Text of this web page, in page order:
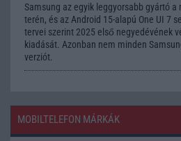
Samsung az egyik leggyorsabb gyártó
terén, és az Android 15-alapú One UI 7
tervei szerint 2025 első negyedévének
kiadását. Azonban nem minden
verziót.
MOBILTELEFON MÁRKÁK